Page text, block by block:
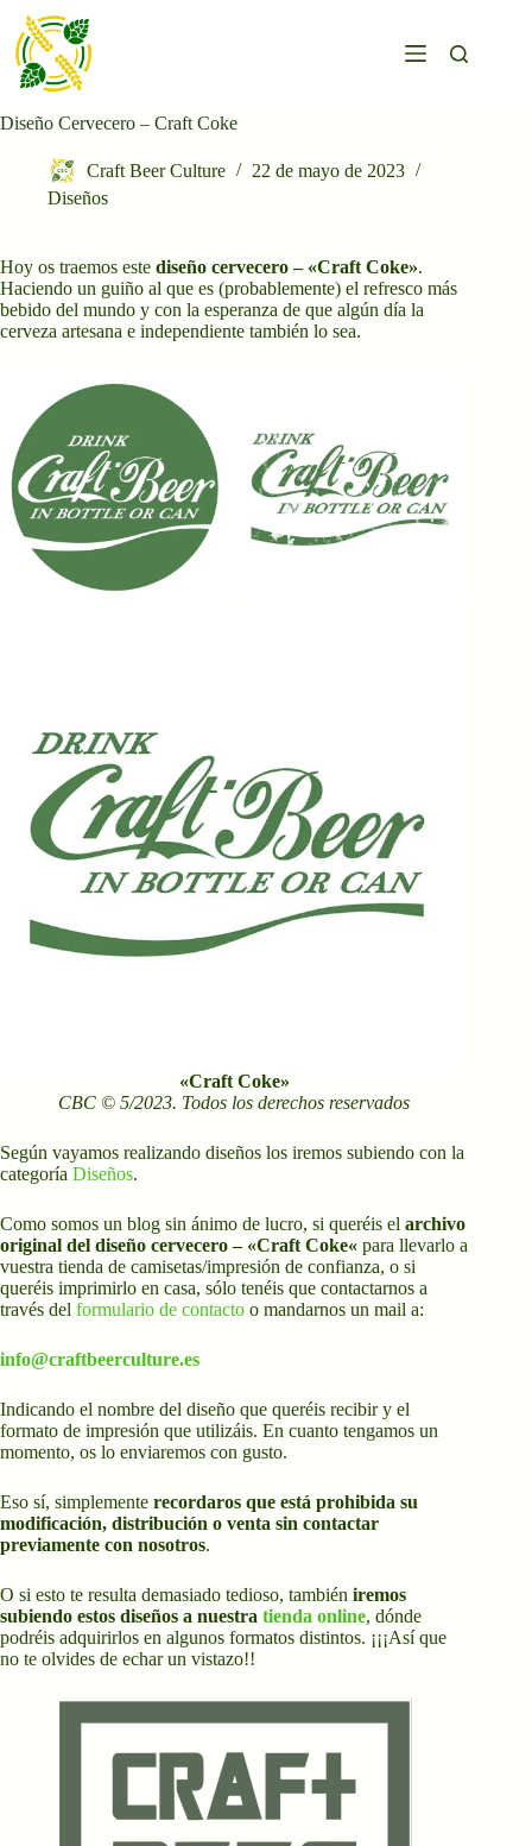
contenido
Diseño Cervecero – Craft Coke
Craft Beer Culture
22 de mayo de 2023
Diseños
Hoy os traemos este diseño cervecero – «Craft Coke».
Haciendo un guiño al que es (probablemente) el refresco más
bebido del mundo y con la esperanza de que algún día la
cerveza artesana e independiente también lo sea.
«Craft Coke»
CBC © 5/2023. Todos los derechos reservados
Según vayamos realizando diseños los iremos subiendo con la
categoría Diseños.
Como somos un blog sin ánimo de lucro, si queréis el archivo
original del diseño cervecero – «Craft Coke« para llevarlo a
vuestra tienda de camisetas/impresión de confianza, o si
queréis imprimirlo en casa, sólo tenéis que contactarnos a
través del formulario de contacto o mandarnos un mail a:
info@craftbeerculture.es
Indicando el nombre del diseño que queréis recibir y el
formato de impresión que utilizáis. En cuanto tengamos un
momento, os lo enviaremos con gusto.
Eso sí, simplemente recordaros que está prohibida su
modificación, distribución o venta sin contactar
previamente con nosotros.
O si esto te resulta demasiado tedioso, también iremos
subiendo estos diseños a nuestra tienda online, dónde
podréis adquirirlos en algunos formatos distintos. ¡¡¡Así que
no te olvides de echar un vistazo!!